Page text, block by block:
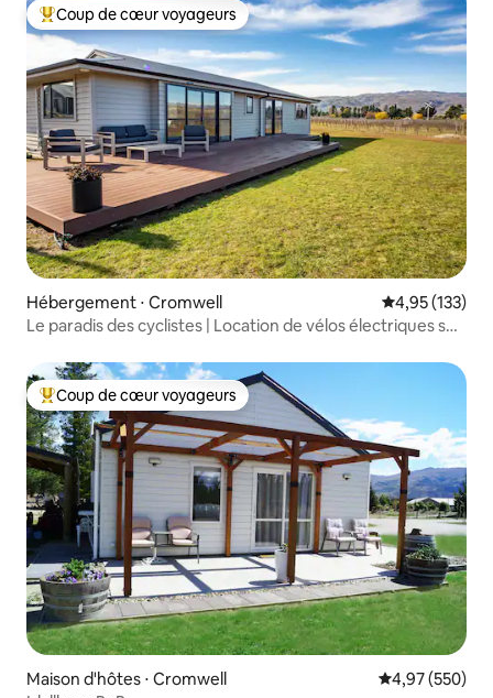
Coups de cœur voyageurs les plus appréciés
Coup de cœur voyageurs
Hébergement ⋅ Cromwell Évaluation
4,95 (133)
Le paradis des cyclistes | Location de vélos électriques sur
Coups de cœur voyageurs les plus appréciés
Coup de cœur voyageurs
Maison d'hôtes ⋅ Cromwell Évaluation
4,97 (550)